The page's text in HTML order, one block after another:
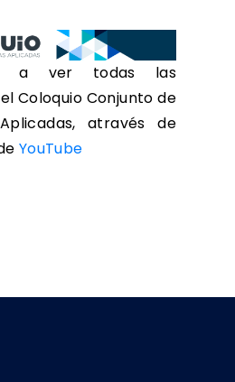
a ver todas las
Coloquio Conjunto de
através de
YouTube